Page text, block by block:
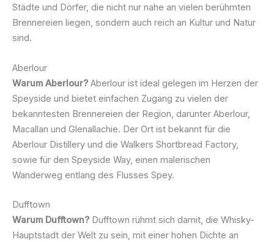
Städte und Dörfer, die nicht nur nahe an vielen berühmten
Brennereien liegen, sondern auch reich an Kultur und Natur
sind.
Aberlour
Warum Aberlour? Aberlour ist ideal gelegen im Herzen der
Speyside und bietet einfachen Zugang zu vielen der
bekanntesten Brennereien der Region, darunter Aberlour,
Macallan und Glenallachie. Der Ort ist bekannt für die
Aberlour Distillery und die Walkers Shortbread Factory,
sowie für den Speyside Way, einen malerischen
Wanderweg entlang des Flusses Spey.
Dufftown
Warum Dufftown? Dufftown rühmt sich damit, die Whisky-
Hauptstadt der Welt zu sein, mit einer hohen Dichte an